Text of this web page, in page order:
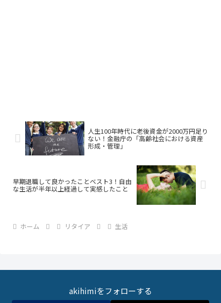
人生100年時代に老後資金が2000万円足り
ない！金融庁の「高齢社会における資産
形成・管理」
早期退職して良かったことベスト3！自由
な生活が半年以上経過して実感したこと
ホーム リタイア 生活
akihimiをフォローする